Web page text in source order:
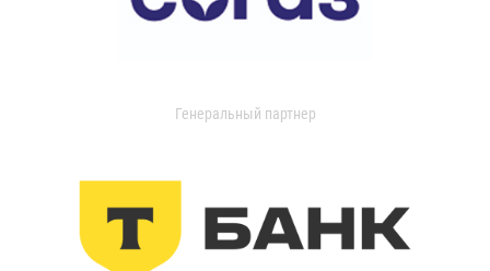
Генеральный партнер